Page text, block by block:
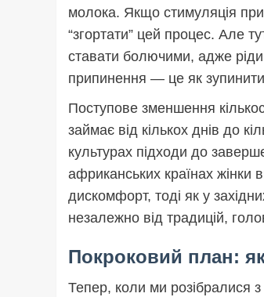
молока. Якщо стимуляція
“згортати” цей процес. Але
ставати болючими, адже
припинення — це як
Поступове зменшення
займає від кількох днів до
культурах підходи до
африканських країнах жінки
дискомфорт, тоді як у
незалежно від традицій,
Покроковий план:
Тепер, коли ми розібралися